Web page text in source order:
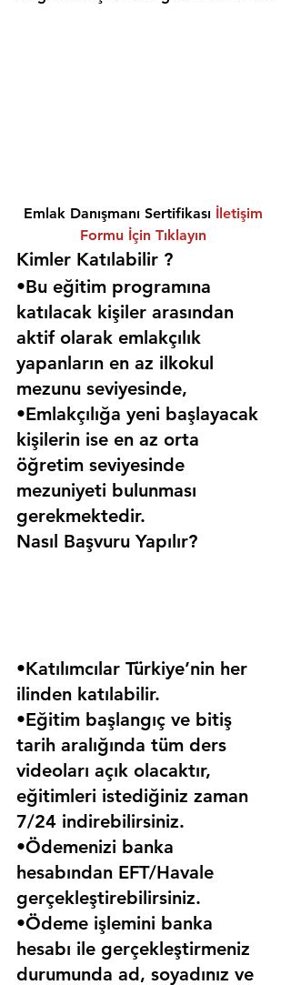
Emlak Danışmanı Sertifikası İletişim
Formu İçin Tıklayın
Kimler Katılabilir ?
•Bu eğitim programına
katılacak kişiler arasından
aktif olarak emlakçılık
yapanların en az ilkokul
mezunu seviyesinde,
•Emlakçılığa yeni başlayacak
kişilerin ise en az orta
öğretim seviyesinde
mezuniyeti bulunması
gerekmektedir.
Nasıl Başvuru Yapılır?
•Katılımcılar Türkiye’nin her
ilinden katılabilir.
•Eğitim başlangıç ve bitiş
tarih aralığında tüm ders
videoları açık olacaktır,
eğitimleri istediğiniz zaman
7/24 indirebilirsiniz.
•Ödemenizi banka
hesabından EFT/Havale
gerçekleştirebilirsiniz.
•Ödeme işlemini banka
hesabı ile gerçekleştirmeniz
durumunda ad, soyadınız ve